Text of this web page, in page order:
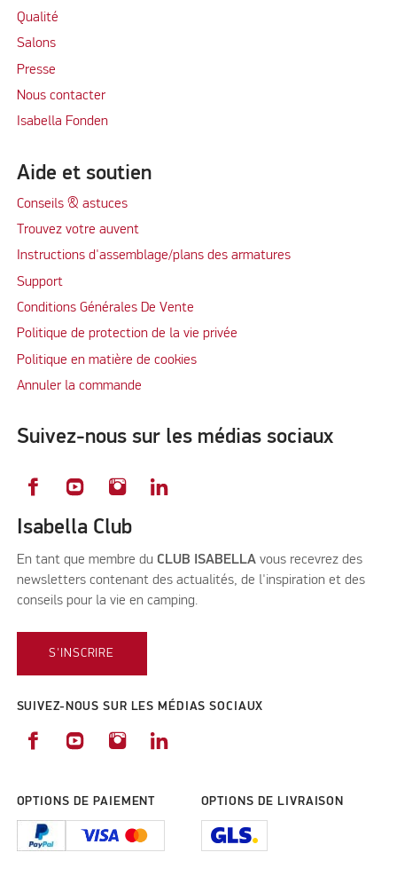
Qualité
Salons
Presse
Nous contacter
Isabella Fonden
Aide et soutien
Conseils & astuces
Trouvez votre auvent
Instructions d'assemblage/plans des armatures
Support
Conditions Générales De Vente
Politique de protection de la vie privée
Politique en matière de cookies
Annuler la commande
Suivez-nous sur les médias sociaux
Isabella Club
En tant que membre du CLUB ISABELLA vous recevrez des
newsletters contenant des actualités, de l'inspiration et des
conseils pour la vie en camping.
S'INSCRIRE
SUIVEZ-NOUS SUR LES MÉDIAS SOCIAUX
OPTIONS DE PAIEMENT OPTIONS DE LIVRAISON